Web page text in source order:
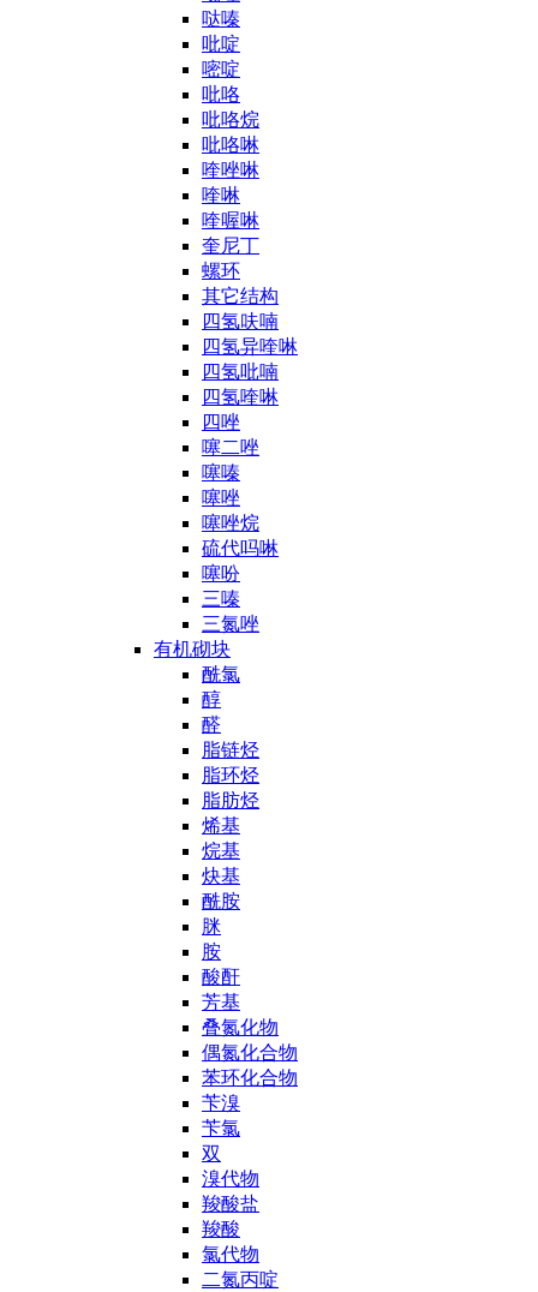
哒嗪
吡啶
嘧啶
吡咯
吡咯烷
吡咯啉
喹唑啉
喹啉
喹喔啉
奎尼丁
螺环
其它结构
四氢呋喃
四氢异喹啉
四氢吡喃
四氢喹啉
四唑
噻二唑
噻嗪
噻唑
噻唑烷
硫代吗啉
噻吩
三嗪
三氮唑
有机砌块
酰氯
醇
醛
脂链烃
脂环烃
脂肪烃
烯基
烷基
炔基
酰胺
脒
胺
酸酐
芳基
叠氮化物
偶氮化合物
苯环化合物
苄溴
苄氯
双
溴代物
羧酸盐
羧酸
氯代物
二氮丙啶